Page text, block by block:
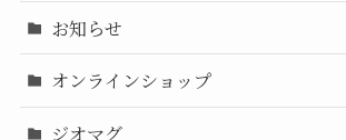
お知らせ
オンラインショップ
ジオマグ